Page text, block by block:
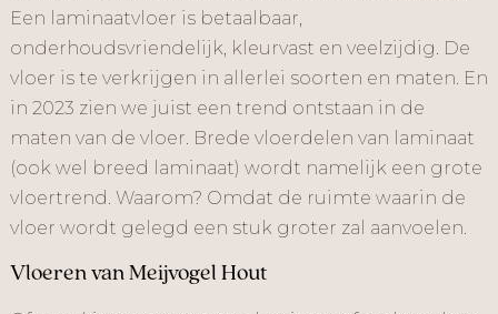
Een laminaatvloer is betaalbaar,
onderhoudsvriendelijk, kleurvast en veelzijdig. De
vloer is te verkrijgen in allerlei soorten en maten. En
in 2023 zien we juist een trend ontstaan in de
maten van de vloer. Brede vloerdelen van laminaat
(ook wel breed laminaat) wordt namelijk een grote
vloertrend. Waarom? Omdat de ruimte waarin de
vloer wordt gelegd een stuk groter zal aanvoelen.
Vloeren van Meijvogel Hout